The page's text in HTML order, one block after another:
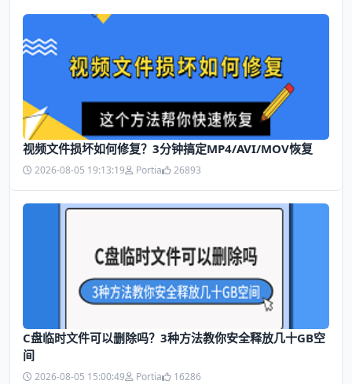
视频文件损坏如何修复？3分钟搞定MP4/AVI/MOV恢复
2026-08-05 19:13:19 Portia 26893
C盘临时文件可以删除吗？3种方法教你安全释放几十GB空
间
2026-08-05 15:00:49 Portia 16286